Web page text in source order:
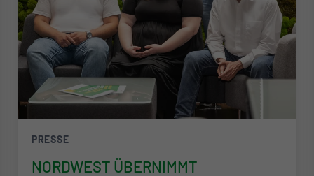
PRESSE
NORDWEST ÜBERNIMMT